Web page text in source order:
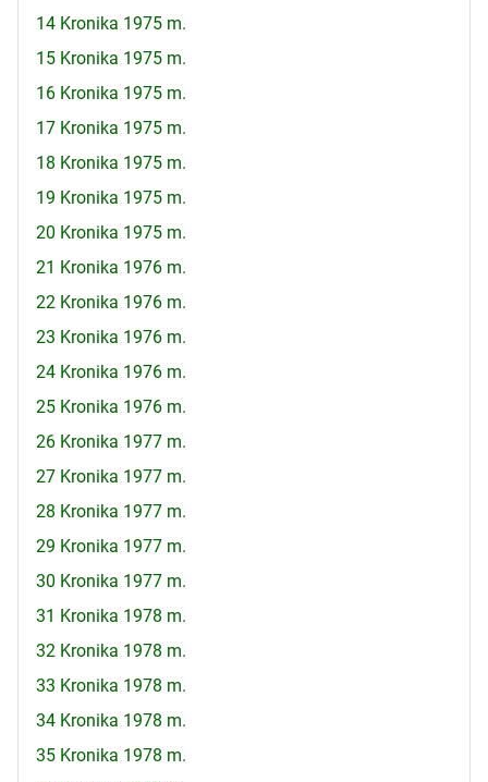
14 Kronika 1975 m.
15 Kronika 1975 m.
16 Kronika 1975 m.
17 Kronika 1975 m.
18 Kronika 1975 m.
19 Kronika 1975 m.
20 Kronika 1975 m.
21 Kronika 1976 m.
22 Kronika 1976 m.
23 Kronika 1976 m.
24 Kronika 1976 m.
25 Kronika 1976 m.
26 Kronika 1977 m.
27 Kronika 1977 m.
28 Kronika 1977 m.
29 Kronika 1977 m.
30 Kronika 1977 m.
31 Kronika 1978 m.
32 Kronika 1978 m.
33 Kronika 1978 m.
34 Kronika 1978 m.
35 Kronika 1978 m.